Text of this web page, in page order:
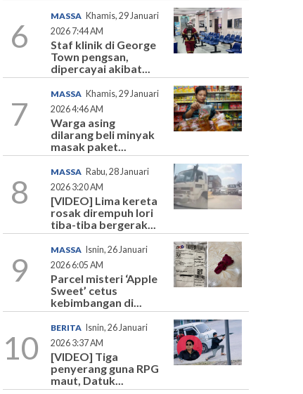
6
MASSA Khamis, 29 Januari
2026 7:44 AM
Staf klinik di George
Town pengsan,
dipercayai akibat...
7
MASSA Khamis, 29 Januari
2026 4:46 AM
Warga asing
dilarang beli minyak
masak paket...
8
MASSA Rabu, 28 Januari
2026 3:20 AM
[VIDEO] Lima kereta
rosak dirempuh lori
tiba-tiba bergerak...
9
MASSA
Isnin, 26 Januari
2026 6:05 AM
Parcel misteri ‘Apple
Sweet’ cetus
kebimbangan di...
10
BERITA
Isnin, 26 Januari
2026 3:37 AM
[VIDEO] Tiga
penyerang guna RPG
maut, Datuk...